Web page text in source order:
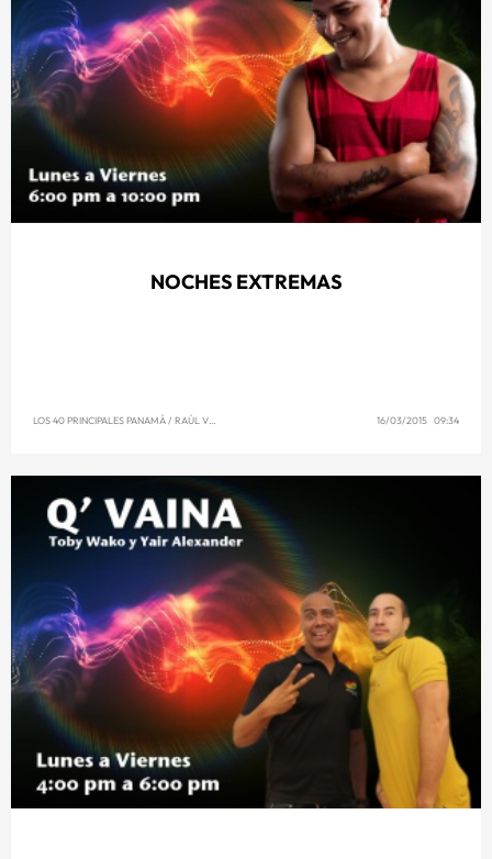
NOCHES EXTREMAS
LOS 40 PRINCIPALES PANAMÁ/ RAÚL VENCE 16/03/2015 09:34